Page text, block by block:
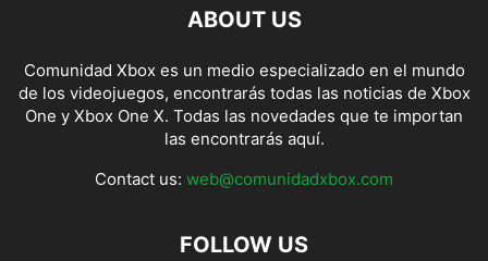
ABOUT US
Comunidad Xbox es un medio especializado en el mundo
de los videojuegos, encontrarás todas las noticias de Xbox
One y Xbox One X. Todas las novedades que te importan
las encontrarás aquí.
Contact us: web@comunidadxbox.com
FOLLOW US